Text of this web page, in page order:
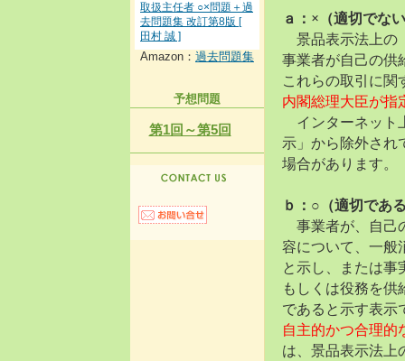
取扱主任者 ○×問題＋過
去問題集 改訂第8版 [
田村 誠 ]
Amazon： 過去問題集
予想問題
第1回～第5回
ａ：×（適切でな
景品表示法上の
事業者が自己の供
これらの取引に
内閣総理大臣が指
インターネット
示」から除外され
場合があります。
ｂ：○（適切であ
事業者が、自己
容について、一般
と示し、または
もしくは役務を
であると示す表示
自主的かつ合理的
は、景品表示法上